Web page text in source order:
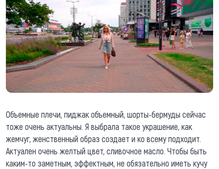
Объемные плечи, пиджак объемный, шорты-бермуды сейчас
тоже очень актуальны. Я выбрала такое украшение, как
жемчуг, женственный образ создает и ко всему подходит.
Актуален очень желтый цвет, сливочное масло. Чтобы быть
каким-то заметным, эффектным, не обязательно иметь кучу